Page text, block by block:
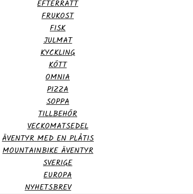
EFTERRÄTT
FRUKOST
FISK
JULMAT
KYCKLING
KÖTT
OMNIA
PIZZA
SOPPA
TILLBEHÖR
VECKOMATSEDEL
ÄVENTYR MED EN PLÅTIS
MOUNTAINBIKE ÄVENTYR
SVERIGE
EUROPA
NYHETSBREV